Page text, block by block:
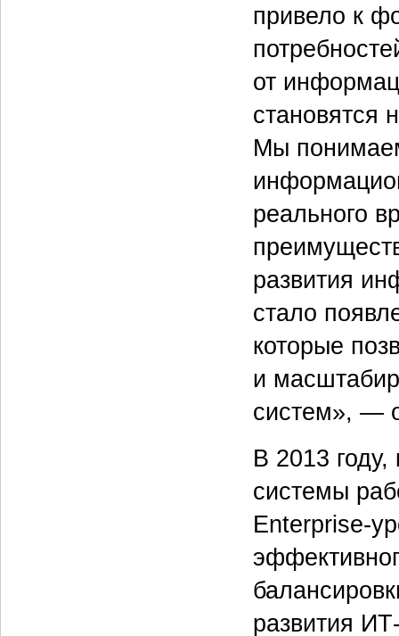
привело к
от
становятся
Мы
реального
развития
стало
которые
и
систем», —
В 2013
системы
Enterprise-
развития